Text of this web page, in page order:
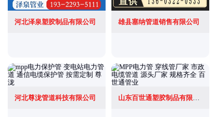
河北泽泉塑胶制品有限公司 雄县塞纳管道销售有限公司
河北尊泷管道科技有限公司 山东百世通塑胶制品有限公司